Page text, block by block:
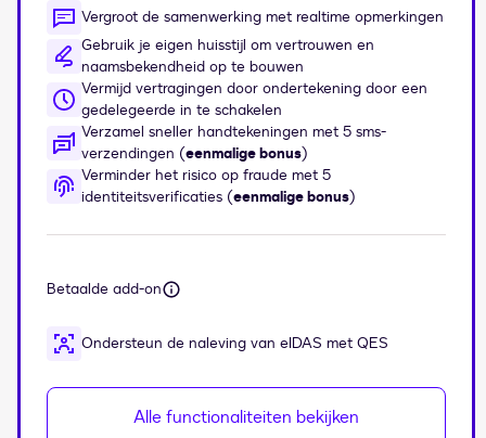
Vergroot de samenwerking met realtime opmerkingen
Gebruik je eigen huisstijl om vertrouwen en
naamsbekendheid op te bouwen
Vermijd vertragingen door ondertekening door een
gedelegeerde in te schakelen
Verzamel sneller handtekeningen met 5 sms-
verzendingen (eenmalige bonus)
Verminder het risico op fraude met 5
identiteitsverificaties (eenmalige bonus)
Betaalde add-on
Ondersteun de naleving van eIDAS met QES
Alle functionaliteiten bekijken